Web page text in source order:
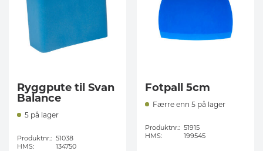
Ryggpute til Svan
Balance
5 på lager
Produktnr.: 51038
HMS:
134750
Fotpall 5cm
Færre enn 5 på lager
Produktnr.: 51915
HMS:
199545